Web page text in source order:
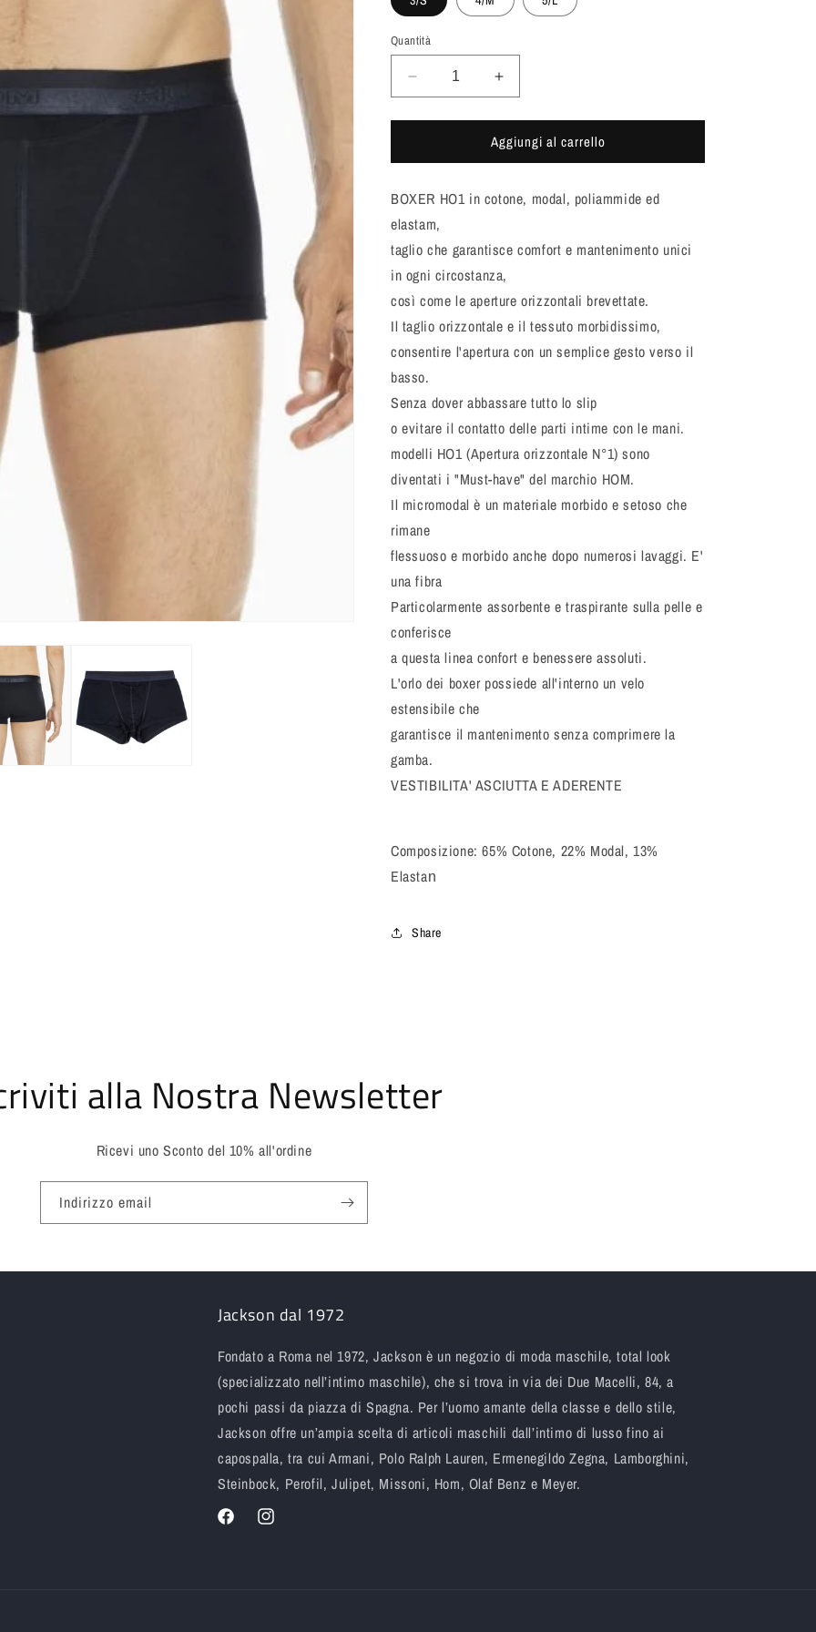
c
a
g
r
a
i
c
a
Quantità
Diminuisci
quantità
per
-
H01
-
BLU
Aumenta
quantità
per
HOM
-
H01
Aggiungi al carrello
BOXER HO1 in cotone, modal, poliammide ed
elastam,
taglio che garantisce comfort e mantenimento unici
in ogni circostanza,
così come le aperture orizzontali brevettate.
Il taglio orizzontale e il tessuto morbidissimo,
consentire l'apertura con un semplice gesto verso il
basso.
Senza dover abbassare tutto lo slip
o evitare il contatto delle parti intime con le mani.
modelli HO1 (Apertura orizzontale N°1) sono
diventati i "Must-have" del marchio HOM.
Il micromodal è un materiale morbido e setoso che
rimane
flessuoso e morbido anche dopo numerosi lavaggi. E'
una fibra
Particolarmente assorbente e traspirante sulla pelle e
conferisce
a questa linea confort e benessere assoluti.
L'orlo dei boxer possiede all'interno un velo
estensibile che
garantisce il mantenimento senza comprimere la
gamba.
VESTIBILITA' ASCIUTTA E ADERENTE
Composizione: 65% Cotone, 22% Modal, 13%
Elastan
Share
alla Nostra Newsletter
Ricevi uno Sconto del 10% all'ordine
Indirizzo email
Jackson dal 1972
Fondato a Roma nel 1972, Jackson è un negozio di moda maschile, total look
(specializzato nell’intimo maschile), che si trova in via dei Due Macelli, 84, a
pochi passi da piazza di Spagna. Per l’uomo amante della classe e dello stile,
Jackson offre un’ampia scelta di articoli maschili dall’intimo di lusso fino ai
capospalla, tra cui Armani, Polo Ralph Lauren, Ermenegildo Zegna, Lamborghini,
Steinbock, Perofil, Julipet, Missoni, Hom, Olaf Benz e Meyer.
FacebookInstagram